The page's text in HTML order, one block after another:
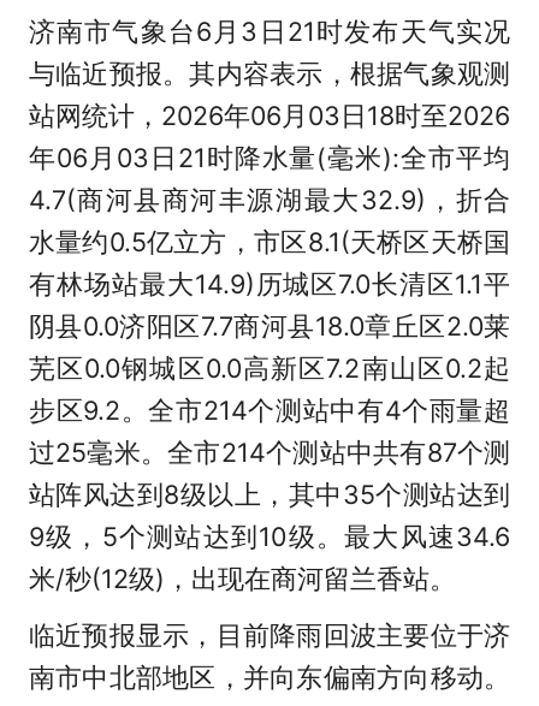
济南市气象台6月3日21时发布天气实况
与临近预报。其内容表示，根据气象观测
站网统计，2026年06月03日18时至2026
年06月03日21时降水量(毫米):全市平均
4.7(商河县商河丰源湖最大32.9)，折合
水量约0.5亿立方，市区8.1(天桥区天桥国
有林场站最大14.9)历城区7.0长清区1.1平
阴县0.0济阳区7.7商河县18.0章丘区2.0莱
芜区0.0钢城区0.0高新区7.2南山区0.2起
步区9.2。全市214个测站中有4个雨量超
过25毫米。全市214个测站中共有87个测
站阵风达到8级以上，其中35个测站达到
9级，5个测站达到10级。最大风速34.6
米/秒(12级)，出现在商河留兰香站。
临近预报显示，目前降雨回波主要位于济
南市中北部地区，并向东偏南方向移动。